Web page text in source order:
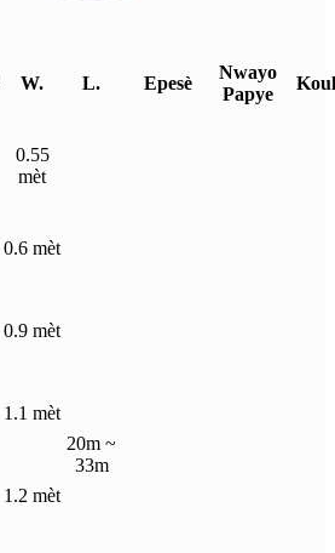
W. L. Epesè
Nwayo
Papye
0.55
mèt
20m ~
33m
0.6 mèt
0.9 mèt
1.1 mèt
1.2 mèt